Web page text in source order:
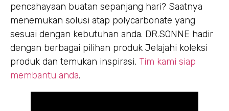
pencahayaan buatan sepanjang hari? Saatnya
menemukan solusi atap polycarbonate yang
sesuai dengan kebutuhan anda. DR.SONNE hadir
dengan berbagai pilihan produk Jelajahi koleksi
produk dan temukan inspirasi, Tim kami siap
membantu anda.